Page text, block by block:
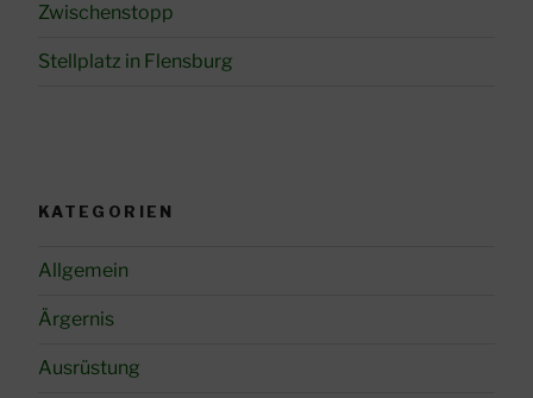
Zwischenstopp
Stellplatz in Flensburg
KATEGORIEN
Allgemein
Ärgernis
Ausrüstung